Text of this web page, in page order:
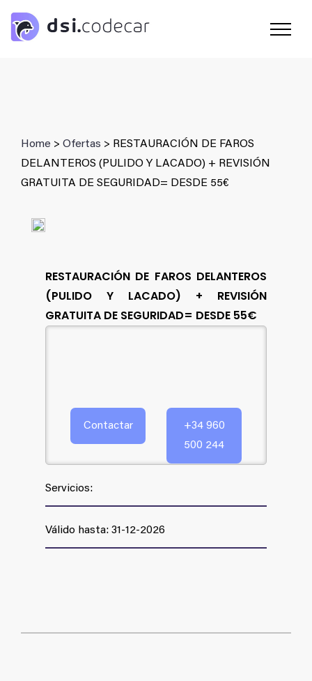
Home > Ofertas > RESTAURACIÓN DE FAROS
DELANTEROS (PULIDO Y LACADO) + REVISIÓN
GRATUITA DE SEGURIDAD= DESDE 55€
RESTAURACIÓN DE FAROS DELANTEROS
(PULIDO Y LACADO) + REVISIÓN
GRATUITA DE SEGURIDAD= DESDE 55€
Contactar
+34 960
500 244
Servicios:
Válido hasta: 31-12-2026